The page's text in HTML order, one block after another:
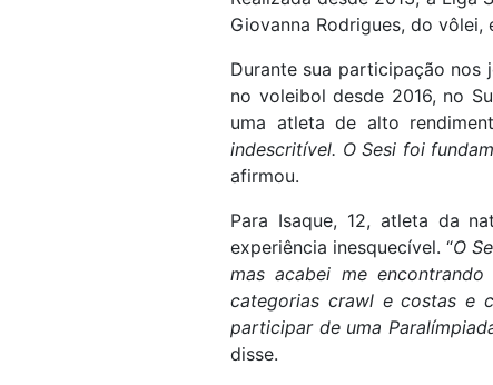
Giovanna Rodrigues, do
Durante sua participação nos
no voleibol desde 2016, no
uma atleta de alto
indescritível. O Sesi foi
afirmou.
Para Isaque, 12, atleta da
experiência inesquecível. “O
mas acabei me
categorias crawl e costas e
participar de uma
disse.